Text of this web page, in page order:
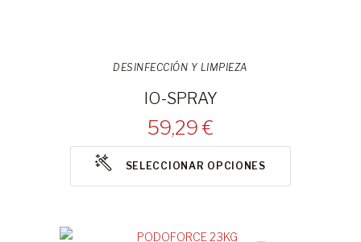
DESINFECCIÓN Y LIMPIEZA
IO-SPRAY
59,29 €
SELECCIONAR OPCIONES